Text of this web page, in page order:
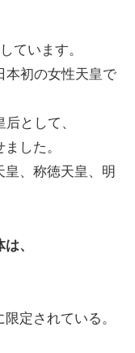
ています。
本初の女性天皇で
として、
した。
、称徳天皇、明
、
定されている。